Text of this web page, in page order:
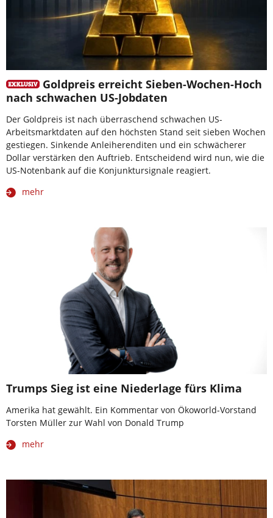
Goldpreis erreicht Sieben-Wochen-Hoch
nach schwachen US-Jobdaten
Der Goldpreis ist nach überraschend schwachen US-
Arbeitsmarktdaten auf den höchsten Stand seit sieben Wochen
gestiegen. Sinkende Anleiherenditen und ein schwächerer
Dollar verstärken den Auftrieb. Entscheidend wird nun, wie die
US-Notenbank auf die Konjunktursignale reagiert.
mehr
Trumps Sieg ist eine Niederlage fürs Klima
Amerika hat gewählt. Ein Kommentar von Ökoworld-Vorstand
Torsten Müller zur Wahl von Donald Trump
mehr